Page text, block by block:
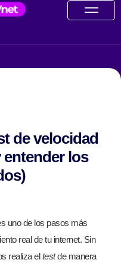
de velocidad
los
uno de los pasos más
real de tu internet. Sin
realiza eltestde manera